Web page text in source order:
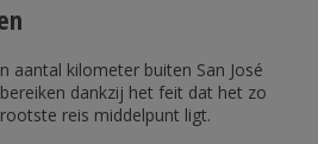
aantal kilometer buiten San José
dankzij het feit dat het zo
reis middelpunt ligt.